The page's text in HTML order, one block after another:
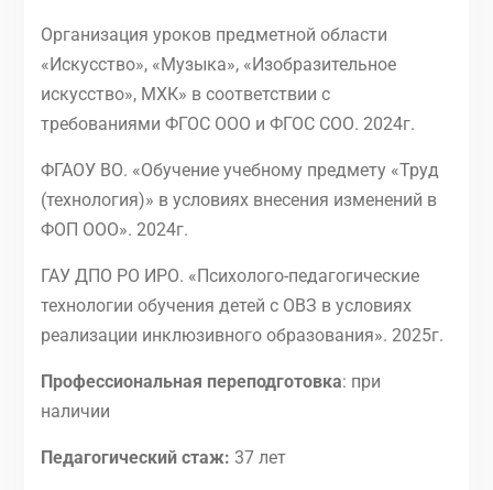
Организация уроков предметной области
«Искусство», «Музыка», «Изобразительное
искусство», МХК» в соответствии с
требованиями ФГОС ООО и ФГОС СОО. 2024г.
ФГАОУ ВО. «Обучение учебному предмету «Труд
(технология)» в условиях внесения изменений в
ФОП ООО». 2024г.
ГАУ ДПО РО ИРО. «Психолого-педагогические
технологии обучения детей с ОВЗ в условиях
реализации инклюзивного образования». 2025г.
Профессиональная переподготовка: при
наличии
Педагогический стаж: 37 лет